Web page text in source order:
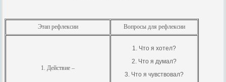
Этап рефлексии Вопросы для рефлексии
1. Действие –
1. Что я хотел?
2. Что я думал?
3. Что я чувствовал?